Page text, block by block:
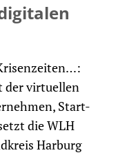
der virtuellen
Start-
die WLH
Harburg